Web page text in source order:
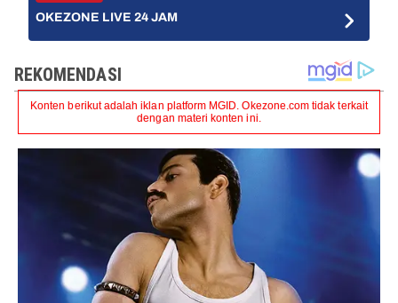
OKEZONE LIVE 24 JAM